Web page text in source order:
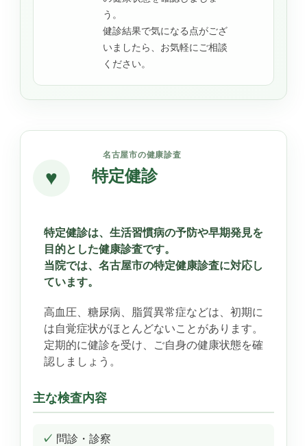
う。
健診結果で気になる点がござ
いましたら、お気軽にご相談
ください。
♥
名古屋市の健康診査
特定健診
特定健診は、生活習慣病の予防や早期発見を
目的とした健康診査です。
当院では、名古屋市の特定健康診査に対応し
ています。
高血圧、糖尿病、脂質異常症などは、初期に
は自覚症状がほとんどないことがあります。
定期的に健診を受け、ご自身の健康状態を確
認しましょう。
主な検査内容
問診・診察